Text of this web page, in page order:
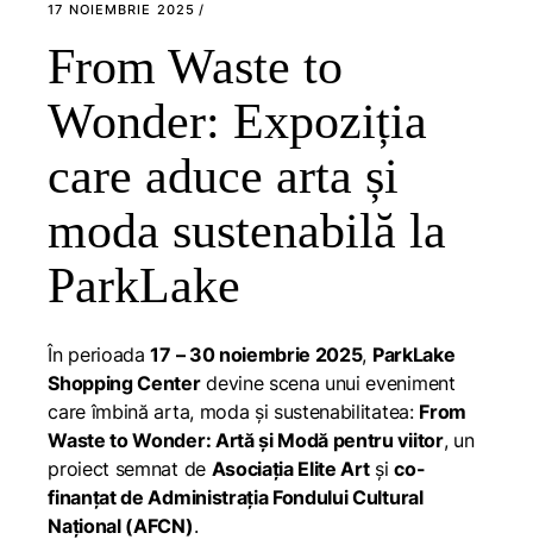
17 NOIEMBRIE 2025
From Waste to
Wonder: Expoziția
care aduce arta și
moda sustenabilă la
ParkLake
În perioada17 – 30 noiembrie 2025, ParkLake
Shopping Centerdevine scena unui eveniment
care îmbină arta, moda și sustenabilitatea: From
Waste to Wonder: Artă și Modă pentru viitor, un
proiect semnat de Asociația Elite Artșico-
finanțat de Administrația Fondului Cultural
Național (AFCN).